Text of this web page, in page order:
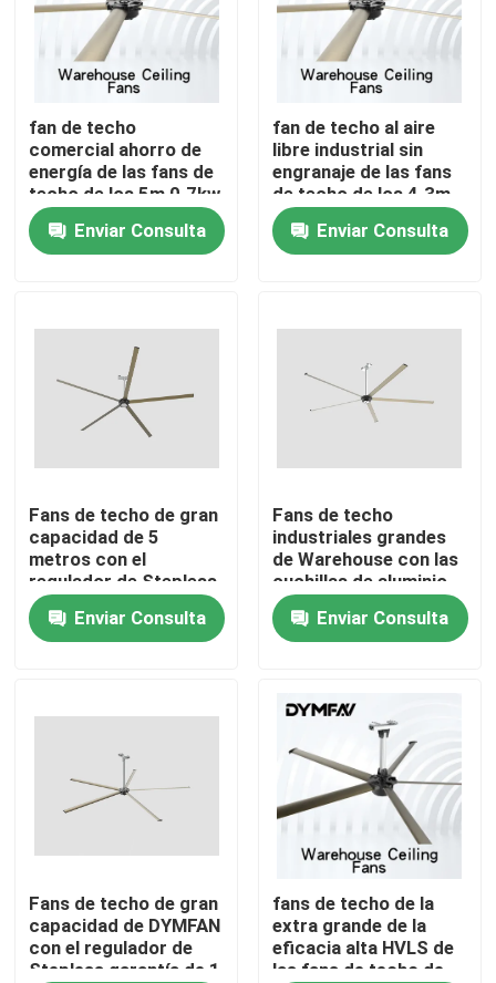
Productos
Viaje de la fábrica
Control de calidad
Pida una cita
Fans industriales de HVLS
Fans comerciales de HVLS
fan de techo
comercial ahorro de
energía de las fans de
techo de los 5m 0.7kw
Warehouse HVLS
Enviar Consulta
fan de techo al aire
libre industrial sin
engranaje de las fans
de techo de los 4.3m
0.7kw Warehouse 95
RPM Enviar Consulta
Fans de techo de gran
capacidad de 5
metros con el
regulador de Stepless
Enviar Consulta
Fans de techo
industriales grandes
de Warehouse con las
cuchillas de aluminio
Enviar Consulta
Fans de techo de gran
capacidad de DYMFAN
con el regulador de
Stepless garantía de 1
fans de techo de la
extra grande de la
eficacia alta HVLS de
las fans de techo de